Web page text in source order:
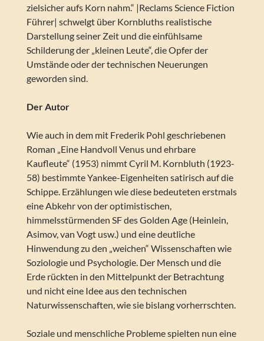
zielsicher aufs Korn nahm.“ |Reclams Science Fiction
Führer| schwelgt über Kornbluths realistische
Darstellung seiner Zeit und die einfühlsame
Schilderung der „kleinen Leute“, die Opfer der
Umstände oder der technischen Neuerungen
geworden sind.
Der Autor
Wie auch in dem mit Frederik Pohl geschriebenen
Roman „Eine Handvoll Venus und ehrbare
Kaufleute“ (1953) nimmt Cyril M. Kornbluth (1923-
58) bestimmte Yankee-Eigenheiten satirisch auf die
Schippe. Erzählungen wie diese bedeuteten erstmals
eine Abkehr von der optimistischen,
himmelsstürmenden SF des Golden Age (Heinlein,
Asimov, van Vogt usw.) und eine deutliche
Hinwendung zu den „weichen“ Wissenschaften wie
Soziologie und Psychologie. Der Mensch und die
Erde rückten in den Mittelpunkt der Betrachtung
und nicht eine Idee aus den technischen
Naturwissenschaften, wie sie bislang vorherrschten.
Soziale und menschliche Probleme spielten nun eine